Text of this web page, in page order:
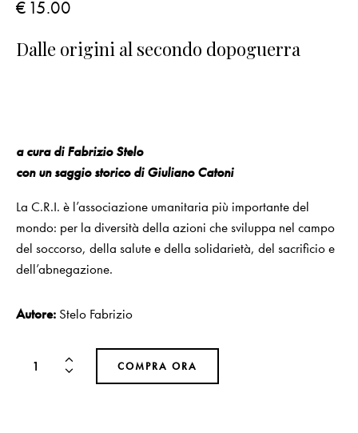
€ 15.00
Dalle origini al secondo dopoguerra
a cura di Fabrizio Stelo
con un saggio storico di Giuliano Catoni
La C.R.I. è l’associazione umanitaria più importante del
mondo: per la diversità della azioni che sviluppa nel campo
del soccorso, della salute e della solidarietà, del sacrificio e
dell’abnegazione.
Autore: Stelo Fabrizio
COMPRA ORA